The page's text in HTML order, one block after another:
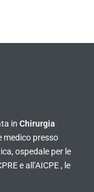
in Chirurgia
medico presso
ospedale per le
e all’AICPE , le